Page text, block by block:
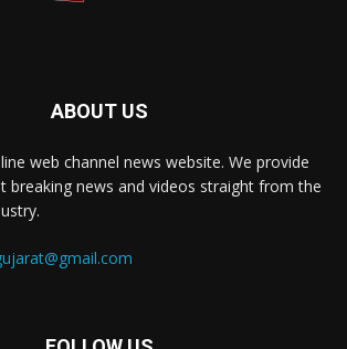
ABOUT US
web channel news website. We provide
breaking news and videos straight from the